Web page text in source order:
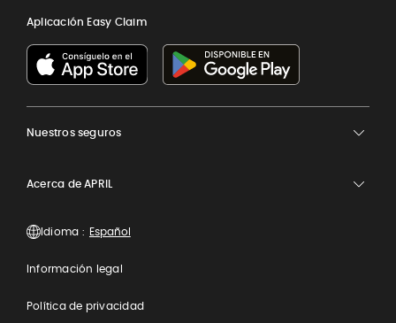
Aplicación Easy Claim
Nuestros seguros
Acerca de APRIL
Idioma :
Información legal
Política de privacidad